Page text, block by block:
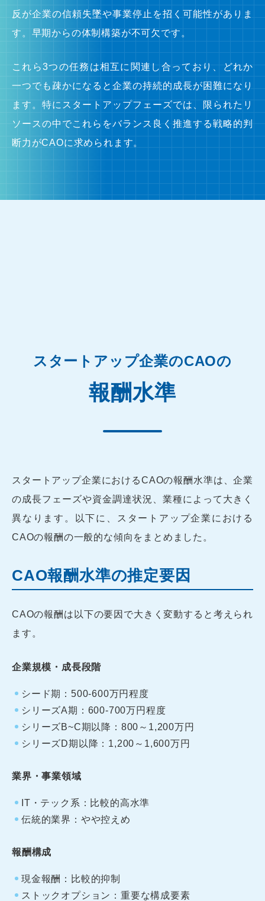
反が企業の信頼失墜や事業停止を招く可能性がありま
す。早期からの体制構築が不可欠です。
これら3つの任務は相互に関連し合っており、どれか
一つでも疎かになると企業の持続的成長が困難になり
ます。特にスタートアップフェーズでは、限られたリ
ソースの中でこれらをバランス良く推進する戦略的判
断力がCAOに求められます。
スタートアップ企業のCAOの
報酬水準
スタートアップ企業におけるCAOの報酬水準は、企業
の成長フェーズや資金調達状況、業種によって大きく
異なります。以下に、スタートアップ企業における
CAOの報酬の一般的な傾向をまとめました。
CAO報酬水準の推定要因
CAOの報酬は以下の要因で大きく変動すると考えられ
ます。
企業規模・成長段階
シード期：500-600万円程度
シリーズA期：600-700万円程度
シリーズB~C期以降：800～1,200万円
シリーズD期以降：1,200～1,600万円
業界・事業領域
IT・テック系：比較的高水準
伝統的業界：やや控えめ
報酬構成
現金報酬：比較的抑制
ストックオプション：重要な構成要素